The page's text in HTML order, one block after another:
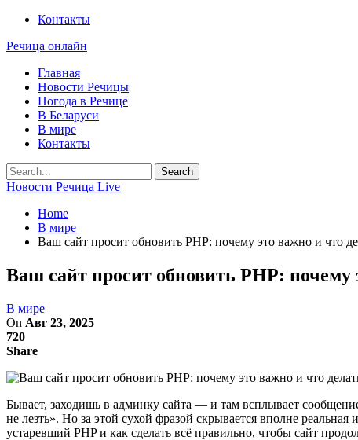
Контакты
Речица онлайн
Главная
Новости Речицы
Погода в Речице
В Беларуси
В мире
Контакты
Новости Речица Live
Home
В мире
Ваш сайт просит обновить PHP: почему это важно и что
Ваш сайт просит обновить PHP: почему
В мире
On Авг 23, 2025
720
Share
Бывает, заходишь в админку сайта — и там всплывает
не лезть». Но за этой сухой фразой скрывается вполне
устаревший PHP и как сделать всё правильно, чтобы сайт